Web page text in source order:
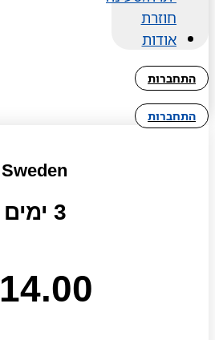
חוזרת
אודות
התחברות
התחברות
Sweden
3 ימים
14.00